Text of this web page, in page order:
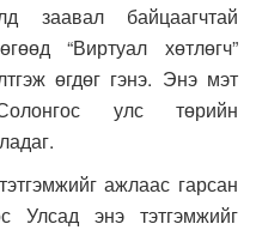
заавал байцаагчтай
“Виртуал хөтлөгч”
өгдөг гэнэ. Энэ мэт
улс төрийн
ажлаас гарсан
Улсад энэ тэтгэмжийг